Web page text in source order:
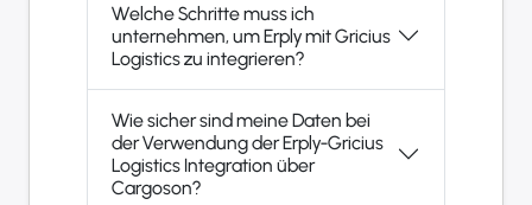
Welche Schritte muss ich
unternehmen, um Erply mit Gricius
Logistics zu integrieren?
Wie sicher sind meine Daten bei
der Verwendung der Erply-Gricius
Logistics Integration über
Cargoson?